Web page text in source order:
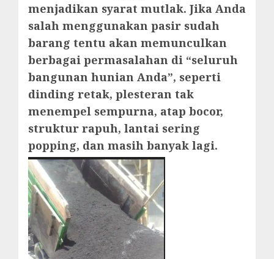
menjadikan syarat mutlak. Jika Anda
salah menggunakan pasir sudah
barang tentu akan memunculkan
berbagai permasalahan di “seluruh
bangunan hunian Anda”, seperti
dinding retak, plesteran tak
menempel sempurna, atap bocor,
struktur rapuh, lantai sering
popping, dan masih banyak lagi.